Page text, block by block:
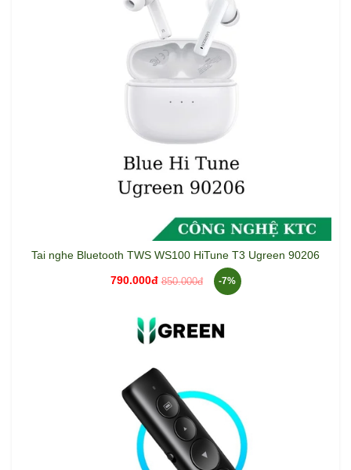
Tai nghe Bluetooth TWS WS100 HiTune T3 Ugreen 90206
790.000đ 850.000đ -7%